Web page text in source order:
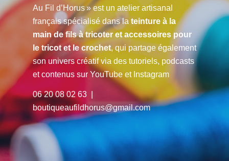
Au Fil d’Horus » est un atelier artisanal
français spécialisé dans la teinture à la
main de fils à tricoter et accessoires pour
le tricot et le crochet, qui partage également
son univers créatif via des tutoriels, podcasts
et contenus sur YouTube et Instagram
06 20 08 02 63 |
boutiqueaufildhorus@gmail.com